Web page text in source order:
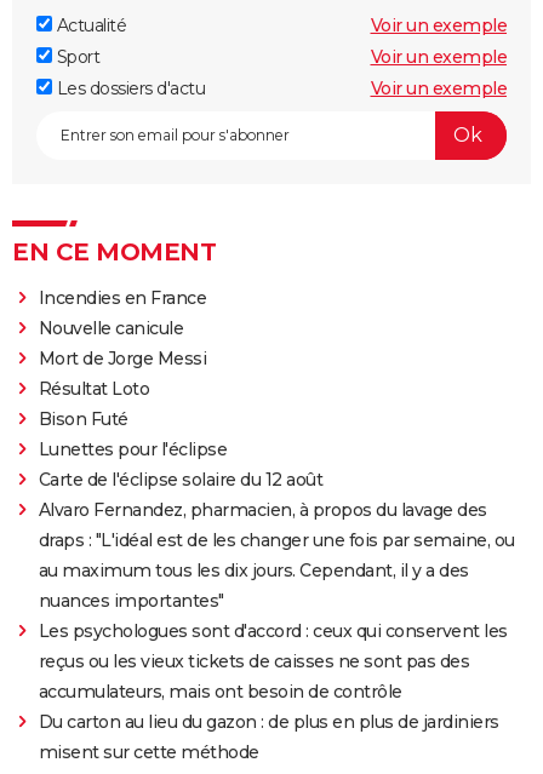
Actualité
Voir un exemple
Sport
Voir un exemple
Les dossiers d'actu
Voir un exemple
EN CE MOMENT
Incendies en France
Nouvelle canicule
Mort de Jorge Messi
Résultat Loto
Bison Futé
Lunettes pour l'éclipse
Carte de l'éclipse solaire du 12 août
Alvaro Fernandez, pharmacien, à propos du lavage des
draps : "L'idéal est de les changer une fois par semaine, ou
au maximum tous les dix jours. Cependant, il y a des
nuances importantes"
Les psychologues sont d'accord : ceux qui conservent les
reçus ou les vieux tickets de caisses ne sont pas des
accumulateurs, mais ont besoin de contrôle
Du carton au lieu du gazon : de plus en plus de jardiniers
misent sur cette méthode